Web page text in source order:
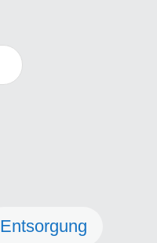
Entsorgung